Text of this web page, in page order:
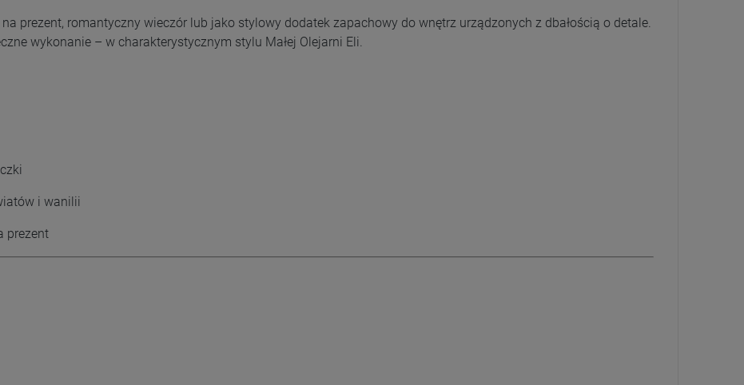
prezent, romantyczny wieczór lub jako stylowy dodatek zapachowy do wnętrz urządzonych z dbałością o detale.
wykonanie – w charakterystycznym stylu Małej Olejarni Eli.
i wanilii
prezent